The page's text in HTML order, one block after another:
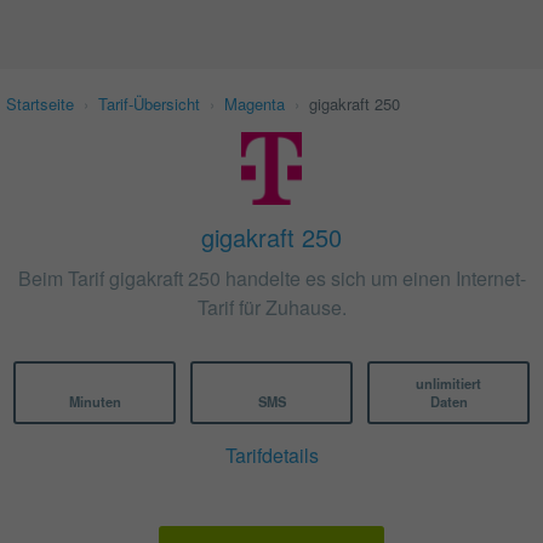
Startseite Tarif-Übersicht Magenta gigakraft 250
gigakraft 250
Beim Tarif gigakraft 250 handelte es sich um einen Internet-
Tarif für Zuhause.
Minuten SMS
unlimitiert
Daten
Tarifdetails